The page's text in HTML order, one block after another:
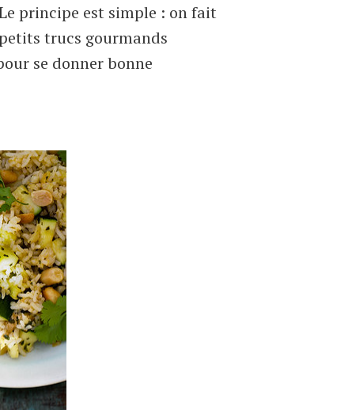
principe est simple : on fait
trucs gourmands
se donner bonne